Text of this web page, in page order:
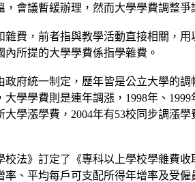
，會議暫緩辦理，然而大學學費調整
費，前者指與教學活動直接相關，
所提的大學學費係指學雜費。
府統一制定，歷年皆是公立大學的
學學費則是連年調漲，1998年、
學漲學費，2004年有53校同步調漲
法》訂定了《專科以上學校學雜費
、平均每戶可支配所得年增率及受